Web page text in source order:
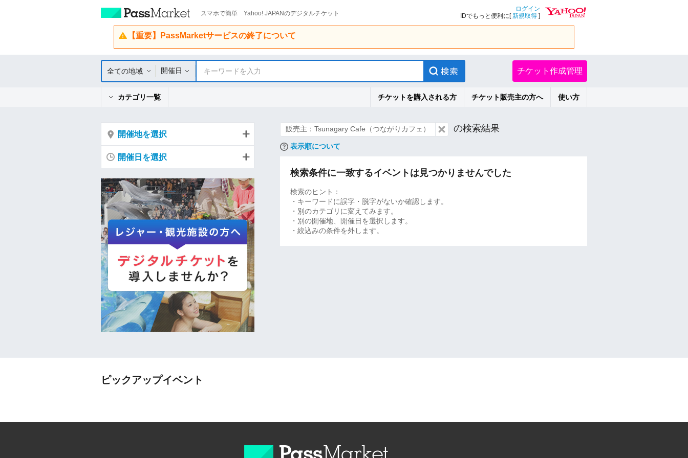
スマホで簡単 Yahoo! JAPANのデジタルチケット
ログイン
IDでもっと便利に[新規取得 ]
【重要】PassMarketサービスの終了について
全ての地域 開催日 キーワードを入力 チケット作成管理
カテゴリ一覧 チケットを購入される方 チケット販売主の方へ 使い方
販売主：Tsunagary Cafe（つながりカフェ） の検索結果
表示順について
検索条件に一致するイベントは見つかりませんでした
検索のヒント：
・キーワードに誤字・脱字がないか確認します。
・別のカテゴリに変えてみます。
・別の開催地、開催日を選択します。
・絞込みの条件を外します。
開催地を選択
開催日を選択
ピックアップイベント